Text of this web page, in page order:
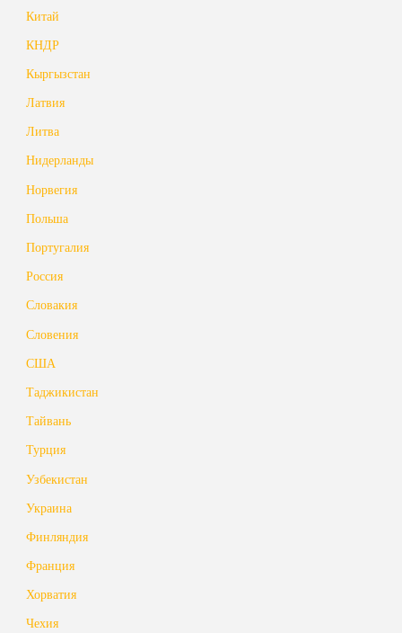
Китай
КНДР
Кыргызстан
Латвия
Литва
Нидерланды
Норвегия
Польша
Португалия
Россия
Словакия
Словения
США
Таджикистан
Тайвань
Турция
Узбекистан
Украина
Финляндия
Франция
Хорватия
Чехия